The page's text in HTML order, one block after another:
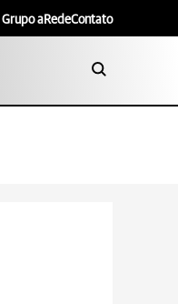
Grupo aRedeContato